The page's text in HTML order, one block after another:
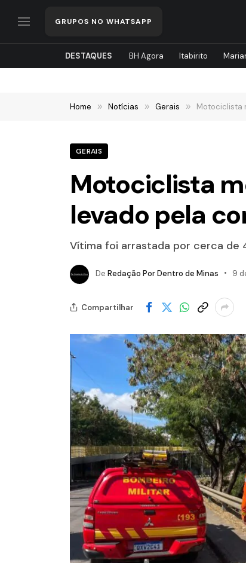
GRUPOS NO WHATSAPP
DESTAQUES BH Agora Itabirito
Home » Notícias » Gerais » Motociclista
GERAIS
Motociclista
levado pela
Vítima foi arrastada por cerca de
De Redação Por Dentro de Minas 9
Compartilhar